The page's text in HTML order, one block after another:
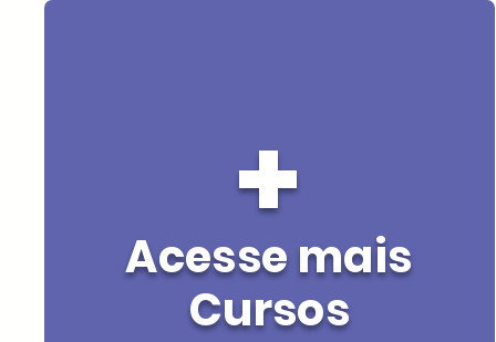
+
Acesse mais
Cursos